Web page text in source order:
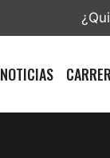
NOTICIAS